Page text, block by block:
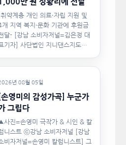
약계층 개인 의료·자립 지원 및
개 지역 복지·문화 기관에 후원금
달- [강남 소비자저널=김은정 대
기자] 사단법인 지니댄스지도자
난…
년 08월 05일
[손영미의 감성가곡] 누군가
그립다
사진=손영미 극작가 & 시인 & 칼
니스트 ⓒ강남 소비자저널 [강남
비자저널=손영미 칼럼니스트] 그